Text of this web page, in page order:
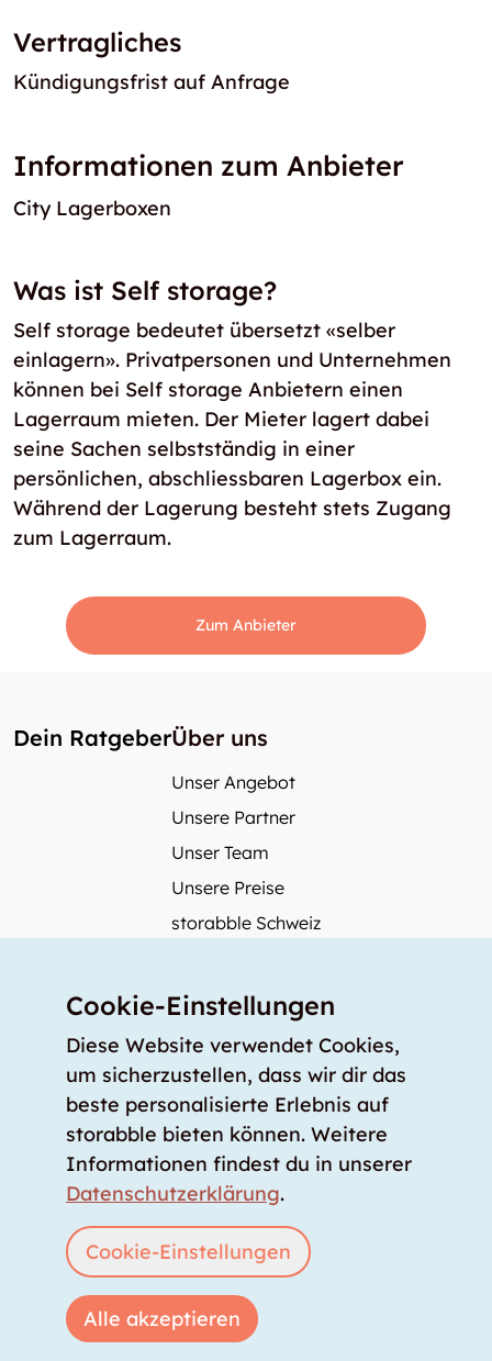
Vertragliches
Kündigungsfrist auf Anfrage
Informationen zum Anbieter
City Lagerboxen
Was ist Self storage?
Self storage bedeutet übersetzt «selber
einlagern». Privatpersonen und Unternehmen
können bei Self storage Anbietern einen
Lagerraum mieten. Der Mieter lagert dabei
seine Sachen selbstständig in einer
persönlichen, abschliessbaren Lagerbox ein.
Während der Lagerung besteht stets Zugang
zum Lagerraum.
Zum Anbieter
Dein RatgeberÜber uns
Unser Angebot
Unsere Partner
Unser Team
Unsere Preise
storabble Schweiz
Mehr über storabble
Medienbeiträge
Wie gross muss ein Lagerraum sein?
Was kostet ein Lagerraum?
Für Lageranbieter
Anmelden Lagerraum inserieren
Copyright © 2026 storabble|Datenschutzerklärung
Cookie-Einstellungen
Diese Website verwendet Cookies,
um sicherzustellen, dass wir dir das
beste personalisierte Erlebnis auf
storabble bieten können. Weitere
Informationen findest du in unserer
Datenschutzerklärung.
Cookie-Einstellungen
Alle akzeptieren